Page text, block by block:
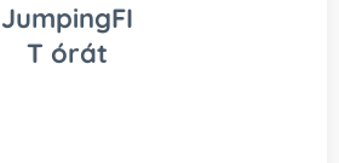
JumpingFI
T órát